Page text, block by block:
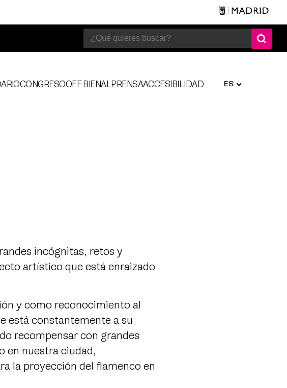
ES
CONGRESOOFF BIENALPRENSAACCESIBILIDAD
incógnitas, retos y
artístico que está enraizado
y como reconocimiento al
está constantemente a su
recompensar con grandes
en nuestra ciudad,
la proyección del flamenco en